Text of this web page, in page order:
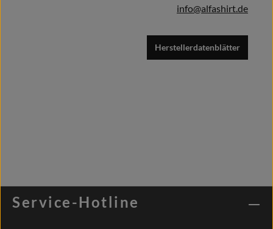
info@alfashirt.de
Herstellerdatenblätter
Service-Hotline